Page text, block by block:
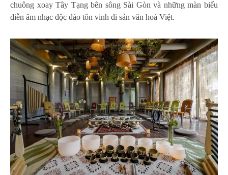
chuông xoay Tây Tạng bên sông Sài Gòn và những màn biểu
diễn âm nhạc độc đáo tôn vinh di sản văn hoá Việt.